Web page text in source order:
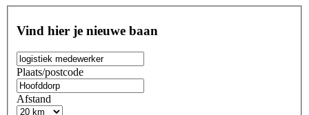
Vind hier je nieuwe baan
Plaats/postcode
Afstand